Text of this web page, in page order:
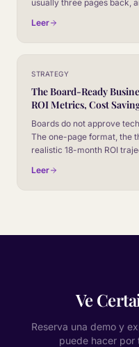
usually three pages back,
Leer
STRATEGY
The Board-Ready
ROI Metrics, Cost
Boards do not approve
The one-page format, the
realistic 18-month ROI
Leer
Ve
Reserva una demo y
puede hacer por